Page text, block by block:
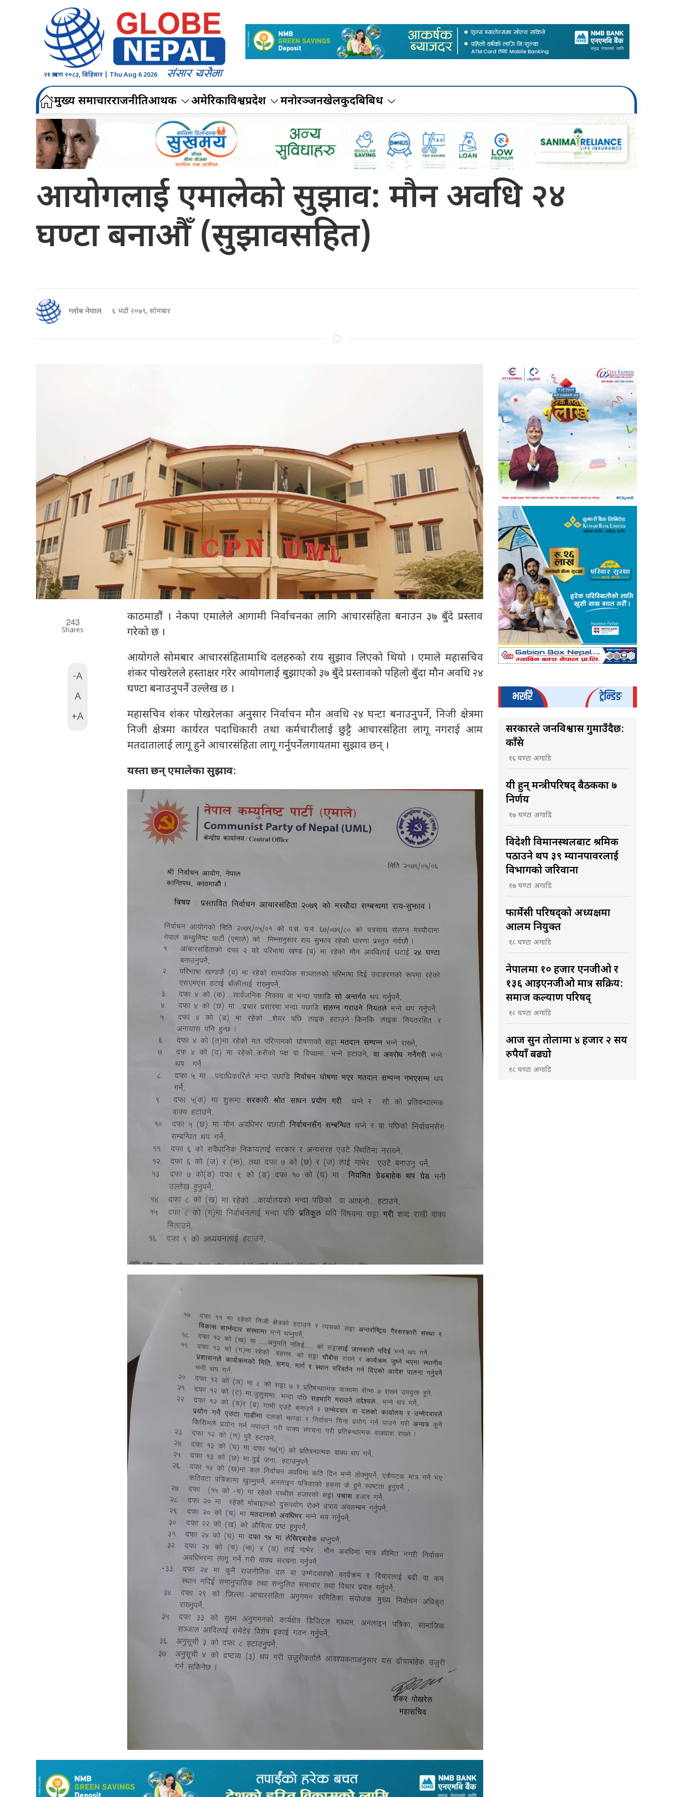
२१ श्रावण २०८३, बिहिबार | Thu Aug 6 2026
मुख्य समाचारराजनीतिआर्थिक अमेरिकाविश्वप्रदेश मनोरञ्जनखेलकुदबिबिध
आयोगलाई एमालेको सुझाव: मौन अवधि २४
घण्टा बनाऔँ (सुझावसहित)
ग्लोब नेपाल ६ भदौ २०७९, सोमबार
243
Shares
-A
A
+A
काठमाडौं । नेकपा एमालेले आगामी निर्वाचनका लागि आचारसंहिता बनाउन ३७ बुँदे प्रस्ताव
गरेको छ ।
आयोगले सोमबार आचारसंहितामाथि दलहरुको राय सुझाव लिएको थियो । एमाले महासचिव
शंकर पोखरेलले हस्ताक्षर गरेर आयोगलाई बुझाएको ३७ बुँदे प्रस्तावको पहिलो बुँदा मौन अवधि २४
घण्टा बनाउनुपर्ने उल्लेख छ ।
महासचिव शंकर पोखरेलका अनुसार निर्वाचन मौन अवधि २४ घन्टा बनाउनुपर्ने, निजी क्षेत्रमा
निजी क्षेत्रमा कार्यरत पदाधिकारी तथा कर्मचारीलाई छुट्टै आचारसंहिता लागू नगराई आम
मतदातालाई लागू हुने आचारसंहिता लागू गर्नुपर्नेलगायतमा सुझाव छन् ।
यस्ता छन् एमालेका सुझाव:
भर्खरै ट्रेन्डिङ
सरकारले जनविश्वास गुमाउँदैछ:
काँग्रेस
१६ घण्टा अगाडि
यी हुन् मन्त्रीपरिषद् बैठकका ७
निर्णय
१७ घण्टा अगाडि
विदेशी विमानस्थलबाट श्रमिक
पठाउने थप ३९ म्यानपावरलाई
विभागको जरिवाना
१७ घण्टा अगाडि
फार्मेसी परिषद्को अध्यक्षमा
आलम नियुक्त
१८ घण्टा अगाडि
नेपालमा १० हजार एनजीओ र
१३६ आइएनजीओ मात्र सक्रिय:
समाज कल्याण परिषद्
१८ घण्टा अगाडि
आज सुन तोलामा ४ हजार २ सय
रुपैयाँ बढ्यो
१८ घण्टा अगाडि